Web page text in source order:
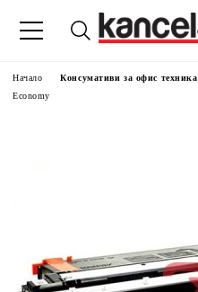
Начало Консумативи за офис техника
Economy